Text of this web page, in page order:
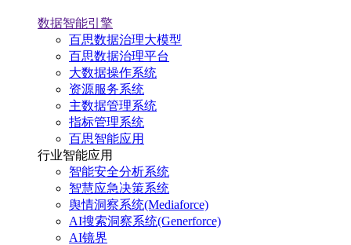
数据智能引擎
百思数据治理大模型
百思数据治理平台
大数据操作系统
资源服务系统
主数据管理系统
指标管理系统
百思智能应用
行业智能应用
智能安全分析系统
智慧应急决策系统
舆情洞察系统(Mediaforce)
AI搜索洞察系统(Generforce)
AI镜界